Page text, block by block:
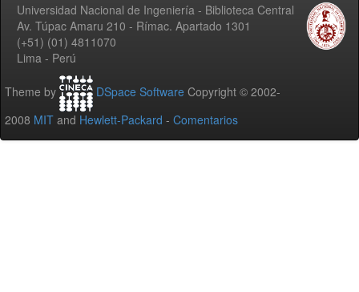
Universidad Nacional de Ingeniería - Biblioteca Central
Av. Túpac Amaru 210 - Rímac. Apartado 1301
(+51) (01) 4811070
Lima - Perú
Theme by DSpace Software Copyright © 2002-
2008 MIT and Hewlett-Packard - Comentarios